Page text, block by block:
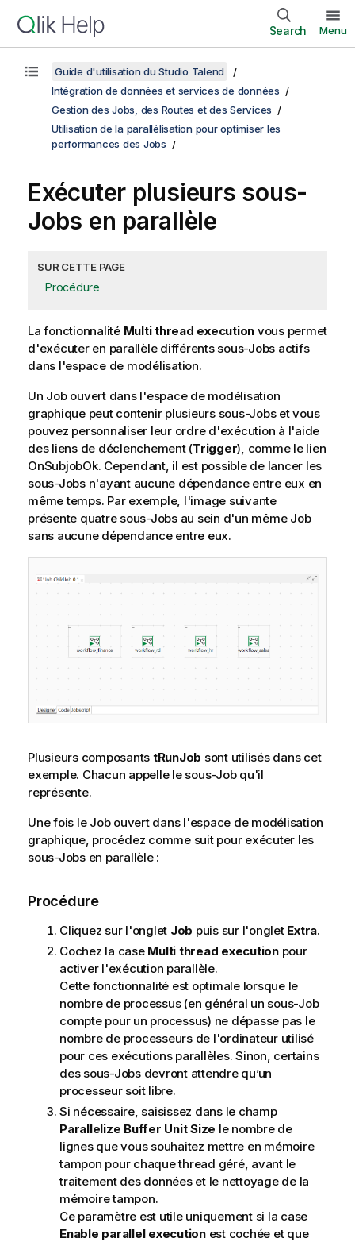
Search Menu
Guide d'utilisation du Studio Talend
Intégration de données et services de données
Gestion des Jobs, des Routes et des Services
Utilisation de la parallélisation pour optimiser les
performances des Jobs
Exécuter plusieurs sous-
Jobs en parallèle
SUR CETTE PAGE
Procédure
La fonctionnalité Multi thread execution vous permet
d'exécuter en parallèle différents sous-Jobs actifs
dans l'espace de modélisation.
Un Job ouvert dans l'espace de modélisation
graphique peut contenir plusieurs sous-Jobs et vous
pouvez personnaliser leur ordre d'exécution à l'aide
des liens de déclenchement (Trigger), comme le lien
OnSubjobOk. Cependant, il est possible de lancer les
sous-Jobs n'ayant aucune dépendance entre eux en
même temps. Par exemple, l'image suivante
présente quatre sous-Jobs au sein d'un même Job
sans aucune dépendance entre eux.
Plusieurs composants tRunJob sont utilisés dans cet
exemple. Chacun appelle le sous-Job qu'il
représente.
Une fois le Job ouvert dans l'espace de modélisation
graphique, procédez comme suit pour exécuter les
sous-Jobs en parallèle :
Procédure
Cliquez sur l'onglet Job puis sur l'onglet Extra.
Cochez la case Multi thread executionpour
activer l'exécution parallèle.
Cette fonctionnalité est optimale lorsque le
nombre de processus (en général un sous-Job
compte pour un processus) ne dépasse pas le
nombre de processeurs de l'ordinateur utilisé
pour ces exécutions parallèles. Sinon, certains
des sous-Jobs devront attendre qu’un
processeur soit libre.
Si nécessaire, saisissez dans le champ
Parallelize Buffer Unit Size le nombre de
lignes que vous souhaitez mettre en mémoire
tampon pour chaque thread géré, avant le
traitement des données et le nettoyage de la
mémoire tampon.
Ce paramètre est utile uniquement si la case
Enable parallel executionest cochée et que